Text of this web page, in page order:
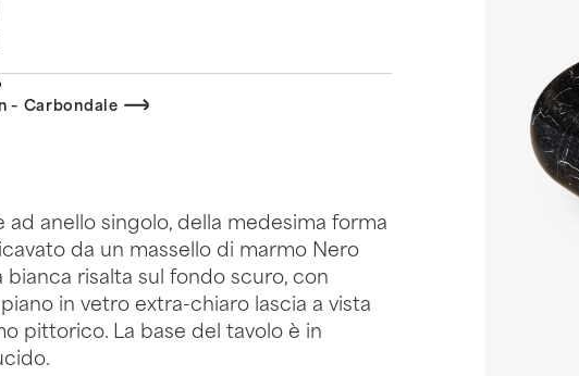
– Carbondale
ad anello singolo, della medesima forma
da un massello di marmo Nero
bianca risalta sul fondo scuro, con
in vetro extra-chiaro lascia a vista
pittorico. La base del tavolo è in